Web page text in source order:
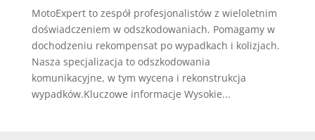
MotoExpert to zespół profesjonalistów z wieloletnim
doświadczeniem w odszkodowaniach. Pomagamy w
dochodzeniu rekompensat po wypadkach i kolizjach.
Nasza specjalizacja to odszkodowania
komunikacyjne, w tym wycena i rekonstrukcja
wypadków.Kluczowe informacje Wysokie...